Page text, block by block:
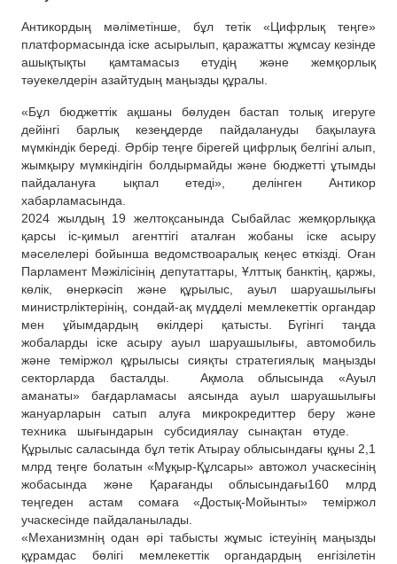
Антикордың мәліметінше, бұл тетік «Цифрлық теңге»
платформасында іске асырылып, қаражатты жұмсау кезінде
ашықтықты қамтамасыз етудің және жемқорлық
тәуекелдерін азайтудың маңызды құралы.
«Бұл бюджеттік ақшаны бөлуден бастап толық игеруге
дейінгі барлық кезеңдерде пайдалануды бақылауға
мүмкіндік береді. Әрбір теңге бірегей цифрлық белгіні алып,
жымқыру мүмкіндігін болдырмайды және бюджетті ұтымды
пайдалануға ықпал етеді», делінген Антикор
хабарламасында.
2024 жылдың 19 желтоқсанында Сыбайлас жемқорлыққа
қарсы іс-қимыл агенттігі аталған жобаны іске асыру
мәселелері бойынша ведомствоаралық кеңес өткізді. Оған
Парламент Мәжілісінің депутаттары, Ұлттық банктің, қаржы,
көлік, өнеркәсіп және құрылыс, ауыл шаруашылығы
министрліктерінің, сондай-ақ мүдделі мемлекеттік органдар
мен ұйымдардың өкілдері қатысты. Бүгінгі таңда
жобаларды іске асыру ауыл шаруашылығы, автомобиль
және теміржол құрылысы сияқты стратегиялық маңызды
секторларда басталды. Ақмола облысында «Ауыл
аманаты» бағдарламасы аясында ауыл шаруашылығы
жануарларын сатып алуға микрокредиттер беру және
техника шығындарын субсидиялау сынақтан өтуде.
Құрылыс саласында бұл тетік Атырау облысындағы құны 2,1
млрд теңге болатын «Мұқыр-Құлсары» автожол учаскесінің
жобасында және Қарағанды облысындағы160 млрд
теңгеден астам сомаға «Достық-Мойынты» теміржол
учаскесінде пайдаланылады.
«Механизмнің одан әрі табысты жұмыс істеуінің маңызды
құрамдас бөлігі мемлекеттік органдардың енгізілетін